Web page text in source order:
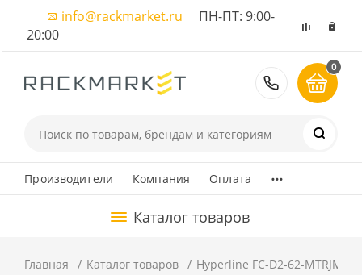
info@rackmarket.ru ПН-ПТ: 9:00-
20:00
8 (495)
0
Производители Компания Оплата ...
Каталог товаров
Главная Каталог товаров Hyperline FC-D2-62-MTRJM/